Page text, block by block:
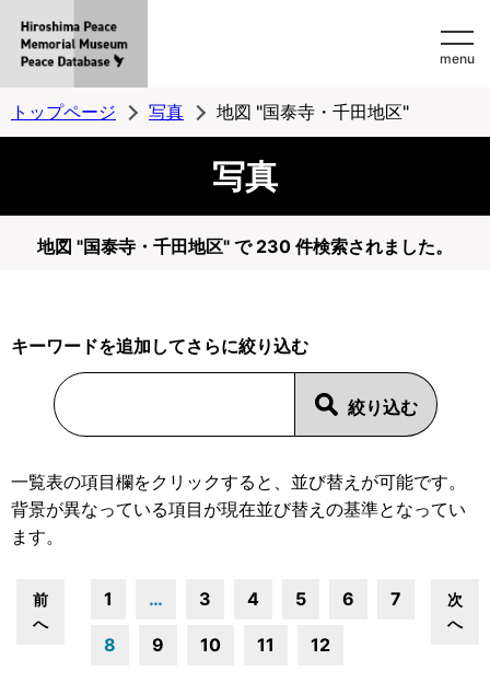
MemorialMuseum
Peace
Database
menu
トップページ 写真 地図 "国泰寺・千田地区"
写真
地図 "国泰寺・千田地区" で 230 件検索されました。
キーワードを追加してさらに絞り込む
一覧表の項目欄をクリックすると、並び替えが可能です。
背景が異なっている項目が現在並び替えの基準となってい
ます。
前
へ
1 … 3 4 5 6 7
8 9 10 11 12
次
へ